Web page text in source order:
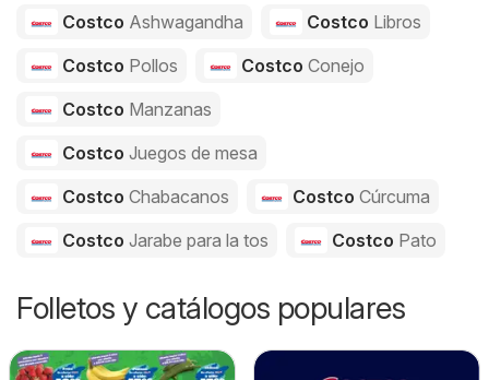
Costco Ashwagandha Costco Libros
Costco Pollos Costco Conejo
Costco Manzanas
Costco Juegos de mesa
Costco Chabacanos Costco Cúrcuma
Costco Jarabe para la tos Costco Pato
Folletos y catálogos populares